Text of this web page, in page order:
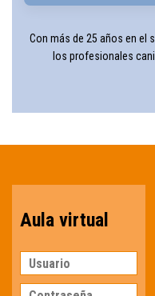
Con más de 25 años en el
los profesionales
Aula virtual